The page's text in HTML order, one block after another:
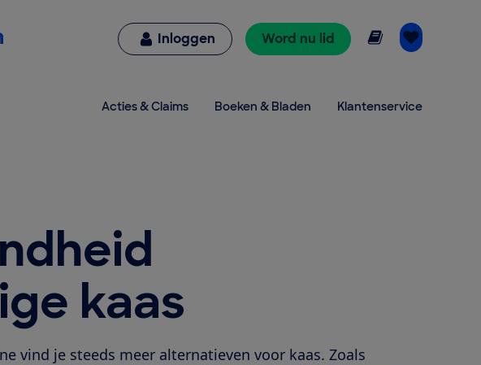
Inloggen Word nu lid Online lezen
Acties & Claims Boeken & Bladen Klantenservice
kaas
vind je steeds meer alternatieven voor kaas. Zoals